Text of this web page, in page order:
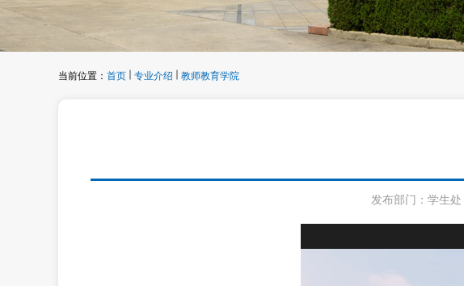
当前位置： 首页 专业介绍 教师教育学院
发布部门：学生处